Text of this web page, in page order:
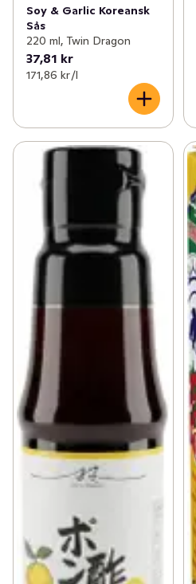
Soy & Garlic Koreansk
Sås
220 ml, Twin Dragon
37,81 kr
171,86 kr /l